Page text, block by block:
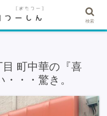
希望はこちら★
目 町中華の『喜
・・驚き。
検索